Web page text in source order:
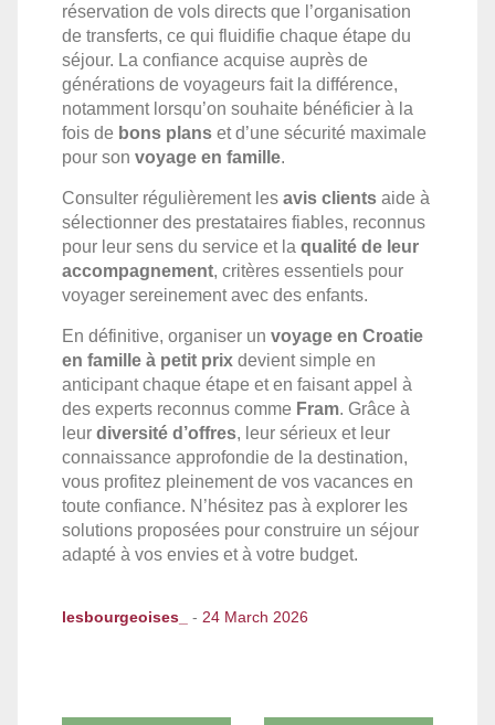
réservation de vols directs que l’organisation
de transferts, ce qui fluidifie chaque étape du
séjour. La confiance acquise auprès de
générations de voyageurs fait la différence,
notamment lorsqu’on souhaite bénéficier à la
fois de bons plans et d’une sécurité maximale
pour son voyage en famille.
Consulter régulièrement les avis clients aide à
sélectionner des prestataires fiables, reconnus
pour leur sens du service et la qualité de leur
accompagnement, critères essentiels pour
voyager sereinement avec des enfants.
En définitive, organiser un voyage en Croatie
en famille à petit prix devient simple en
anticipant chaque étape et en faisant appel à
des experts reconnus comme Fram. Grâce à
leur diversité d’offres, leur sérieux et leur
connaissance approfondie de la destination,
vous profitez pleinement de vos vacances en
toute confiance. N’hésitez pas à explorer les
solutions proposées pour construire un séjour
adapté à vos envies et à votre budget.
lesbourgeoises_ - 24 March 2026